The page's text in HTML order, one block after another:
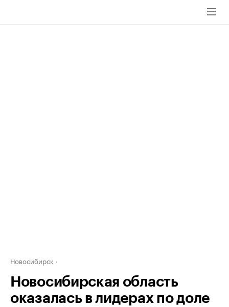
Новосибирск
Новосибирская область
оказалась в лидерах по доле